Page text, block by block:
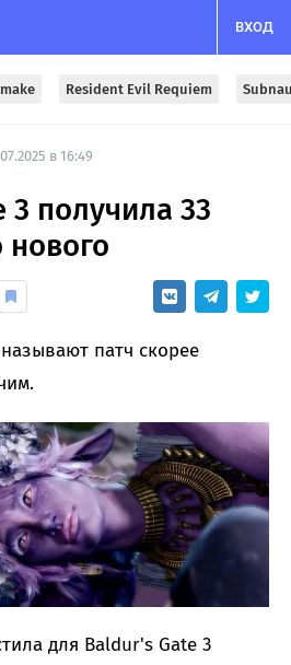
ВХОД
Resident Evil Requiem
в 16:49
3 получила 33
нового
патч скорее
для Baldur's Gate 3